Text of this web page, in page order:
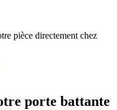
pièce directement chez
porte battante